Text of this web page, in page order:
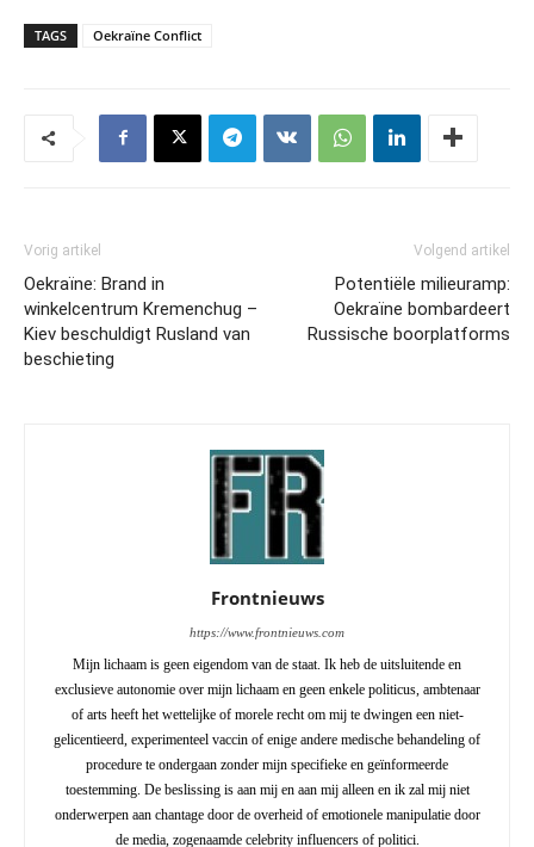
TAGS Oekraïne Conflict
Vorig artikel
Oekraïne: Brand in
winkelcentrum Kremenchug –
Kiev beschuldigt Rusland van
beschieting
Volgend artikel
Potentiële milieuramp:
Oekraïne bombardeert
Russische boorplatforms
Frontnieuws
https://www.frontnieuws.com
Mijn lichaam is geen eigendom van de staat. Ik heb de uitsluitende en
exclusieve autonomie over mijn lichaam en geen enkele politicus, ambtenaar
of arts heeft het wettelijke of morele recht om mij te dwingen een niet-
gelicentieerd, experimenteel vaccin of enige andere medische behandeling of
procedure te ondergaan zonder mijn specifieke en geïnformeerde
toestemming. De beslissing is aan mij en aan mij alleen en ik zal mij niet
onderwerpen aan chantage door de overheid of emotionele manipulatie door
de media, zogenaamde celebrity influencers of politici.